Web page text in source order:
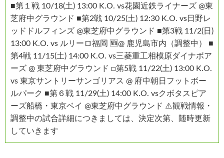
■第１戦 10/18(土) 13:00 K.O. vs花園近鉄ライナーズ @東
芝府中グラウンド ■第2戦 10/25(土) 12:30 K.O. vs日野レ
ッドドルフィンズ @東芝府中グラウンド ■第3戦 11/2(日)
13:00 K.O. vs ルリーロ福岡 🆕@ 鹿児島市内（調整中） ■
第4戦 11/15(土) 14:00 K.O. vs三菱重工相模原ダイナボア
ーズ @ 東芝府中グラウンド □第5戦 11/22(土) 13:00 K.O.
vs 東京サントリーサンゴリアス @ 府中朝日フットボー
ルパーク ■第６戦 11/29(土) 14:00 K.O. vsクボタスピア
ーズ船橋・東京ベイ @東芝府中グラウンド ⚠️観戦情報・
調整中の試合詳細につきましては、決定次第、随時更新
していきます